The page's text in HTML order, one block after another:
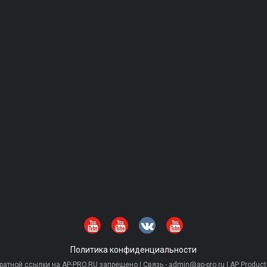
Политика конфиденциальности
ссылки на AP-PRO.RU запрещено | Связь - admin@ap-pro.ru | AP